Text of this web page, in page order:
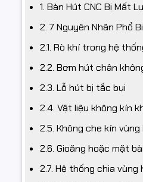
1. Bàn Hút CNC Bị Mất
2. 7 Nguyên Nhân Phổ
2.1. Rò khí trong hệ
2.2. Bơm hút chân
2.3. Lỗ hút bị tắc bụi
2.4. Vật liệu không kín
2.5. Không che kín
2.6. Gioăng hoặc mặt
2.7. Hệ thống chia